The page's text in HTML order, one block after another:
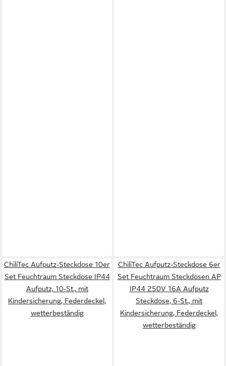
ChiliTec Aufputz-Steckdose 10er
Set Feuchtraum Steckdose IP44
Aufputz, 10-St., mit
Kindersicherung, Federdeckel,
wetterbeständig
ChiliTec Aufputz-Steckdose 6er
Set Feuchtraum Steckdosen AP
IP44 250V 16A Aufputz
Steckdose, 6-St., mit
Kindersicherung, Federdeckel,
wetterbeständig